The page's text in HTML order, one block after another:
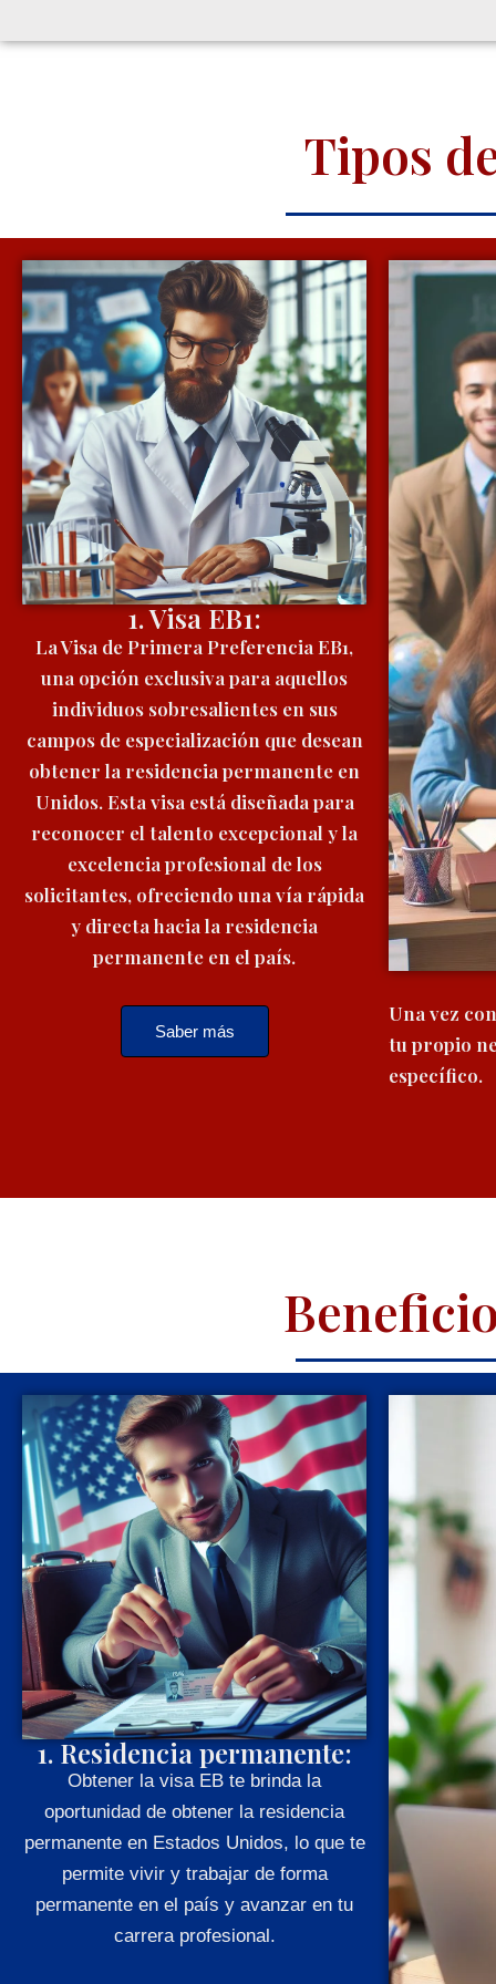
Tipos
1. Visa EB1:
La Visa de Primera Preferencia EB1,
una opción exclusiva para aquellos
individuos sobresalientes en sus
campos de especialización que desean
obtener la residencia permanente en
Unidos. Esta visa está diseñada para
reconocer el talento excepcional y la
excelencia profesional de los
solicitantes, ofreciendo una vía rápida
y directa hacia la residencia
permanente en el país.
Saber más
Una vez
tu propio
específico.
1. Residencia permanente:
Obtener la visa EB te brinda la
oportunidad de obtener la residencia
permanente en Estados Unidos, lo que te
permite vivir y trabajar de forma
permanente en el país y avanzar en tu
carrera profesional.